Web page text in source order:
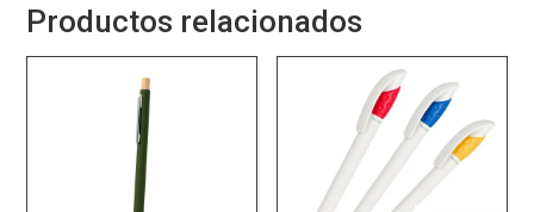
Productos relacionados